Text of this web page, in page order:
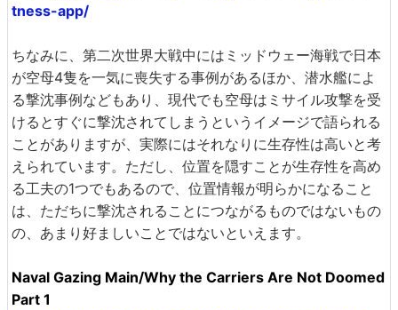
tness-app/
ちなみに、第二次世界大戦中にはミッドウェー海戦で日本
が空母4隻を一気に喪失する事例があるほか、潜水艦によ
る撃沈事例などもあり、現代でも空母はミサイル攻撃を受
けるとすぐに撃沈されてしまうというイメージで語られる
ことがありますが、実際にはそれなりに生存性は高いと考
えられています。ただし、位置を隠すことが生存性を高め
る工夫の1つでもあるので、位置情報が明らかになること
は、ただちに撃沈されることにつながるものではないもの
の、あまり好ましいことではないといえます。
Naval Gazing Main/Why the Carriers Are Not Doomed
Part 1